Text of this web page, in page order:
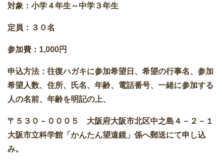
対象：小学４年生～中学３年生
定員：３０名
参加費：1,000円
申込方法：往復ハガキに参加希望日、希望の行事名、参加
希望人数、住所、氏名、年齢、電話番号、一緒に参加する
人の名前、年齢を明記の上、
〒５３０－０００５ 大阪府大阪市北区中之島４－２－１
大阪市立科学館「かんたん望遠鏡」係へ郵送にて申し込
み。